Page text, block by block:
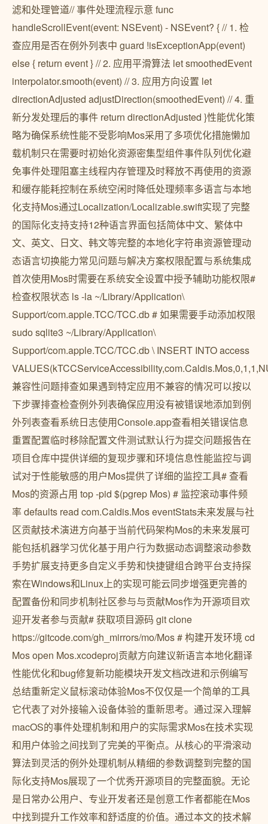
滤和处理管道// 事件处理流程示意 func
handleScrollEvent(event: NSEvent) - NSEvent? { // 1. 检
查应用是否在例外列表中 guard !isExceptionApp(event)
else { return event } // 2. 应用平滑算法 let smoothedEvent
interpolator.smooth(event) // 3. 应用方向设置 let
directionAdjusted adjustDirection(smoothedEvent) // 4. 重
新分发处理后的事件 return directionAdjusted }性能优化策
略为确保系统性能不受影响Mos采用了多项优化措施懒加
载机制只在需要时初始化资源密集型组件事件队列优化避
免事件处理阻塞主线程内存管理及时释放不再使用的资源
和缓存能耗控制在系统空闲时降低处理频率多语言与本地
化支持Mos通过Localization/Localizable.swift实现了完整
的国际化支持支持12种语言界面包括简体中文、繁体中
文、英文、日文、韩文等完整的本地化字符串资源管理动
态语言切换能力常见问题与解决方案权限配置与系统集成
首次使用Mos时需要在系统安全设置中授予辅助功能权限#
检查权限状态 ls -la ~/Library/Application\
Support/com.apple.TCC/TCC.db # 如果需要手动添加权限
sudo sqlite3 ~/Library/Application\
Support/com.apple.TCC/TCC.db \ INSERT INTO access
兼容性问题排查如果遇到特定应用不兼容的情况可以按以
下步骤排查检查例外列表确保应用没有被错误地添加到例
外列表查看系统日志使用Console.app查看相关错误信息
重置配置临时移除配置文件测试默认行为提交问题报告在
项目仓库中提供详细的复现步骤和环境信息性能监控与调
试对于性能敏感的用户Mos提供了详细的监控工具# 查看
Mos的资源占用 top -pid $(pgrep Mos) # 监控滚动事件频
率 defaults read com.Caldis.Mos eventStats未来发展与社
区贡献技术演进方向基于当前代码架构Mos的未来发展可
能包括机器学习优化基于用户行为数据动态调整滚动参数
手势扩展支持更多自定义手势和快捷键组合跨平台支持探
索在Windows和Linux上的实现可能云同步增强更完善的
配置备份和同步机制社区参与与贡献Mos作为开源项目欢
迎开发者参与贡献# 获取项目源码 git clone
https://gitcode.com/gh_mirrors/mo/Mos # 构建开发环境 cd
Mos open Mos.xcodeproj贡献方向建议新语言本地化翻译
性能优化和bug修复新功能模块开发文档改进和示例编写
总结重新定义鼠标滚动体验Mos不仅仅是一个简单的工具
它代表了对外接输入设备体验的重新思考。通过深入理解
macOS的事件处理机制和用户的实际需求Mos在技术实现
和用户体验之间找到了完美的平衡点。从核心的平滑滚动
算法到灵活的例外处理机制从精细的参数调整到完整的国
际化支持Mos展现了一个优秀开源项目的完整面貌。无论
是日常办公用户、专业开发者还是创意工作者都能在Mos
中找到提升工作效率和舒适度的价值。通过本文的技术解